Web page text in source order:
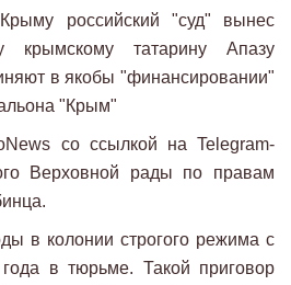
российский "суд" вынес
крымскому татарину Апазу
в якобы "финансировании"
"Крым"
со ссылкой на Telegram-
Верховной рады по правам
в колонии строгого режима с
в тюрьме. Такой приговор